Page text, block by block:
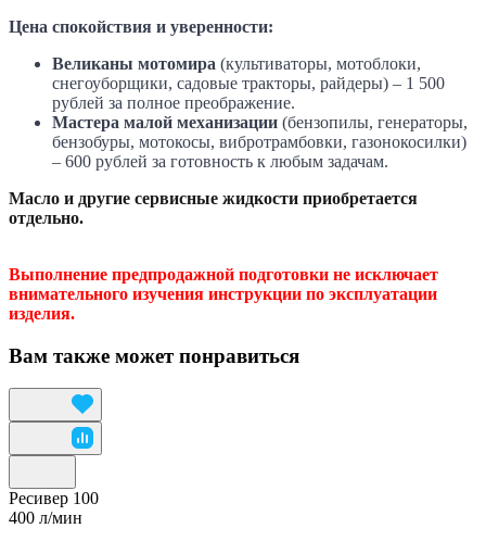
Цена спокойствия и уверенности:
Великаны мотомира (культиваторы, мотоблоки,
снегоуборщики, садовые тракторы, райдеры) – 1 500
рублей за полное преображение.
Мастера малой механизации (бензопилы, генераторы,
бензобуры, мотокосы, вибротрамбовки, газонокосилки)
– 600 рублей за готовность к любым задачам.
Масло и другие сервисные жидкости приобретается
отдельно.
Выполнение предпродажной подготовки не исключает
внимательного изучения инструкции по эксплуатации
изделия.
Вам также может понравиться
Ресивер 100
400 л/мин